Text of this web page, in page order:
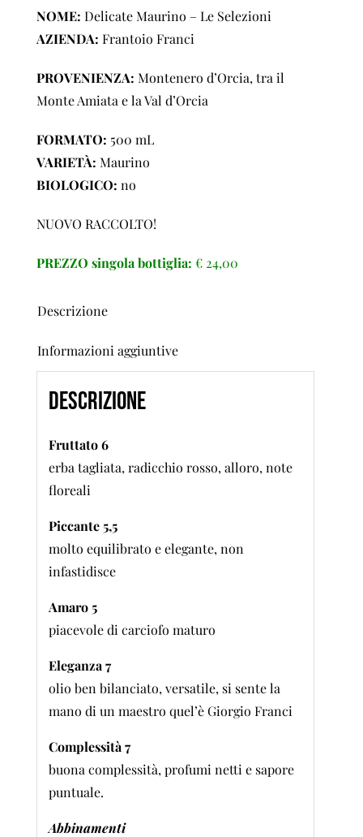
NOME: Delicate Maurino – Le Selezioni
AZIENDA: Frantoio Franci
PROVENIENZA: Montenero d’Orcia, tra il
Monte Amiata e la Val d’Orcia
FORMATO: 500 mL
VARIETÀ: Maurino
BIOLOGICO: no
NUOVO RACCOLTO!
PREZZO singola bottiglia: € 24,00
Descrizione
Informazioni aggiuntive
Descrizione
Fruttato 6
erba tagliata, radicchio rosso, alloro, note
floreali
Piccante 5,5
molto equilibrato e elegante, non
infastidisce
Amaro 5
piacevole di carciofo maturo
Eleganza 7
olio ben bilanciato, versatile, si sente la
mano di un maestro quel’è Giorgio Franci
Complessità 7
buona complessità, profumi netti e sapore
puntuale.
Abbinamenti